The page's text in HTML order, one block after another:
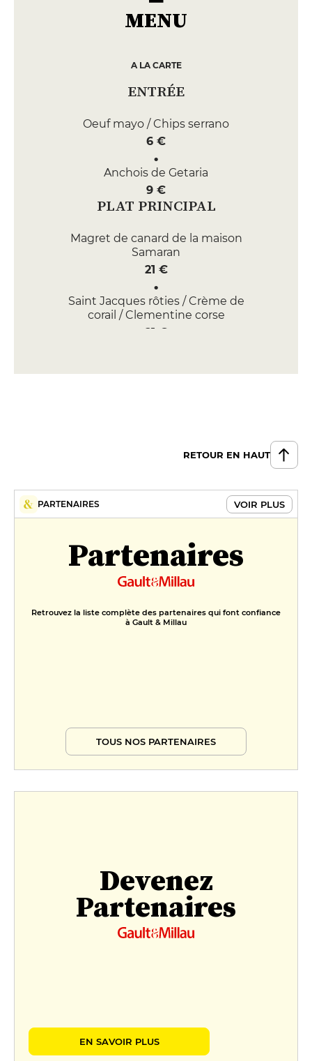
MENU
A LA CARTE
ENTRÉE
Oeuf mayo / Chips serrano
6 €
Anchois de Getaria
9 €
PLAT PRINCIPAL
Magret de canard de la maison
Samaran
21 €
Saint Jacques rôties / Crème de
corail / Clementine corse
21 €
RETOUR EN HAUT
PARTENAIRES VOIR PLUS
Partenaires
Retrouvez la liste complète des partenaires qui font confiance
à Gault & Millau
TOUS NOS PARTENAIRES
Devenez
Partenaires
EN SAVOIR PLUS